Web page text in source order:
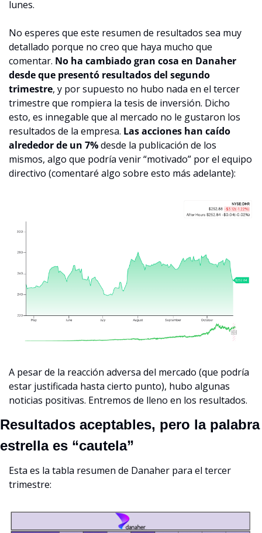
lunes.
No esperes que este resumen de resultados sea muy
detallado porque no creo que haya mucho que
comentar. No ha cambiado gran cosa en Danaher
desde que presentó resultados del segundo
trimestre, y por supuesto no hubo nada en el tercer
trimestre que rompiera la tesis de inversión. Dicho
esto, es innegable que al mercado no le gustaron los
resultados de la empresa. Las acciones han caído
alrededor de un 7% desde la publicación de los
mismos, algo que podría venir “motivado” por el equipo
directivo (comentaré algo sobre esto más adelante):
A pesar de la reacción adversa del mercado (que podría
estar justificada hasta cierto punto), hubo algunas
noticias positivas. Entremos de lleno en los resultados.
Resultados aceptables, pero la palabra
estrella es “cautela”
Esta es la tabla resumen de Danaher para el tercer
trimestre: